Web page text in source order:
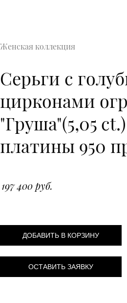
Женская коллекция
Серьги с
цирконами
"Груша"(5,05
платины 950
197 400 руб.
ДОБАВИТЬ В КОРЗИНУ
ОСТАВИТЬ ЗАЯВКУ